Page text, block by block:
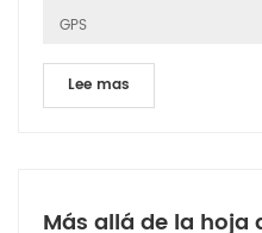
GPS
Lee mas
Más allá de la hoja